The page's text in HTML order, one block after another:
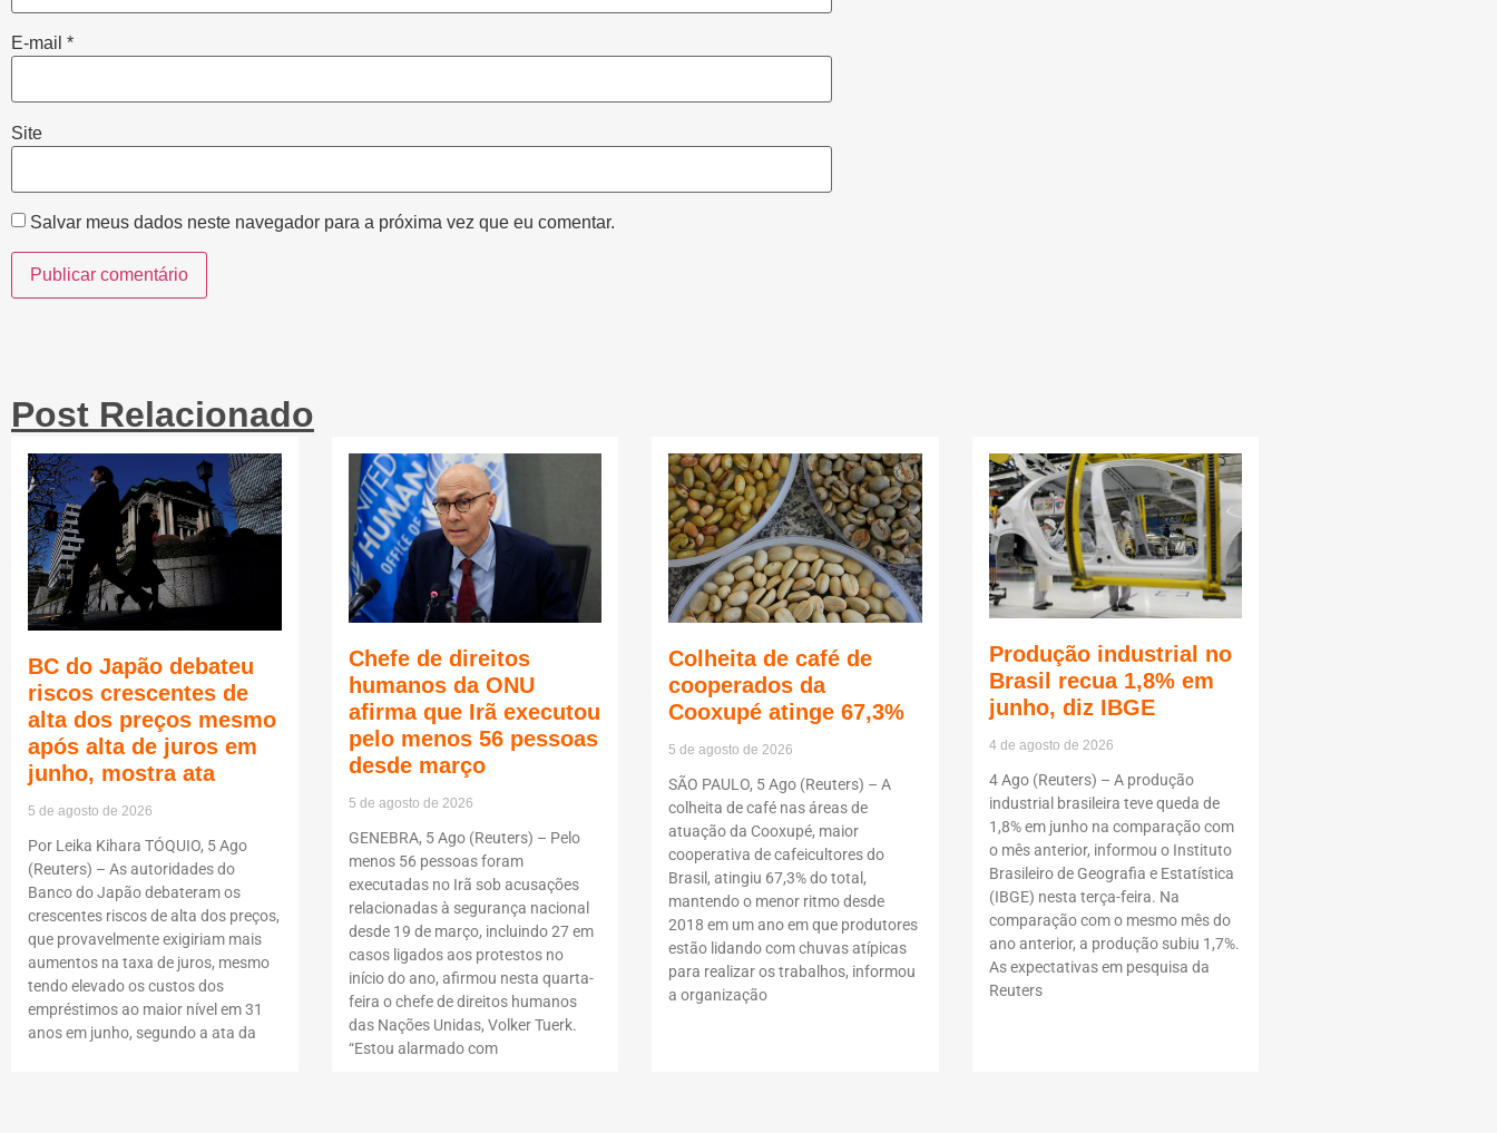
E-mail *
Site
Salvar meus dados neste navegador para a próxima vez que eu comentar.
Post Relacionado
BC do Japão debateu
riscos crescentes de
alta dos preços mesmo
após alta de juros em
junho, mostra ata
5 de agosto de 2026
Por Leika Kihara TÓQUIO, 5 Ago
(Reuters) – As autoridades do
Banco do Japão debateram os
crescentes riscos de alta dos preços,
que provavelmente exigiriam mais
aumentos na taxa de juros, mesmo
tendo elevado os custos dos
empréstimos ao maior nível em 31
anos em junho, segundo a ata da
Chefe de direitos
humanos da ONU
afirma que Irã executou
pelo menos 56 pessoas
desde março
5 de agosto de 2026
GENEBRA, 5 Ago (Reuters) – Pelo
menos 56 pessoas foram
executadas no Irã sob acusações
relacionadas à segurança nacional
desde 19 de março, incluindo 27 em
casos ligados aos protestos no
início do ano, afirmou nesta quarta-
feira o chefe de direitos humanos
das Nações Unidas, Volker Tuerk.
“Estou alarmado com
Colheita de café de
cooperados da
Cooxupé atinge 67,3%
5 de agosto de 2026
SÃO PAULO, 5 Ago (Reuters) – A
colheita de café nas áreas de
atuação da Cooxupé, maior
cooperativa de cafeicultores do
Brasil, atingiu 67,3% do total,
mantendo o menor ritmo desde
2018 em um ano em que produtores
estão lidando com chuvas atípicas
para realizar os trabalhos, informou
a organização
Produção industrial no
Brasil recua 1,8% em
junho, diz IBGE
4 de agosto de 2026
4 Ago (Reuters) – A produção
industrial brasileira teve queda de
1,8% em junho na comparação com
o mês anterior, informou o Instituto
Brasileiro de Geografia e Estatística
(IBGE) nesta terça-feira. Na
comparação com o mesmo mês do
ano anterior, a produção subiu 1,7%.
As expectativas em pesquisa da
Reuters